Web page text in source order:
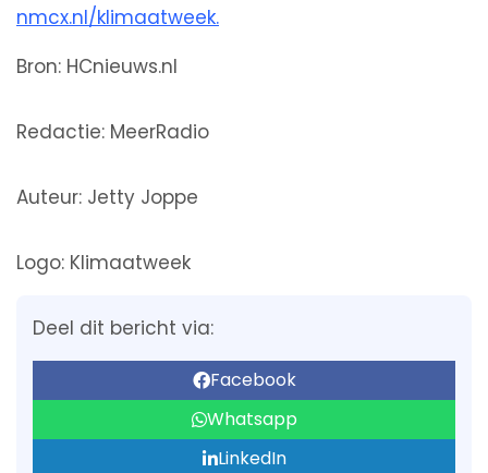
nmcx.nl/klimaatweek.
Bron: HCnieuws.nl
Redactie: MeerRadio
Auteur: Jetty Joppe
Logo: Klimaatweek
Deel dit bericht via:
Facebook
Whatsapp
LinkedIn